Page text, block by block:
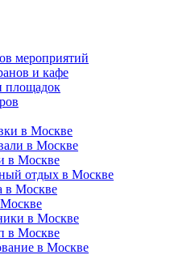
мероприятий
и кафе
площадок
в Москве
в Москве
в Москве
отдых в Москве
в Москве
в Москве
в Москве
в Москве